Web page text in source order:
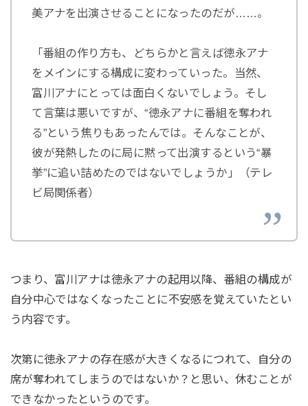
美アナを出演させることになったのだが……。
「番組の作り方も、どちらかと言えば徳永アナ
をメインにする構成に変わっていった。当然、
富川アナにとっては面白くないでしょう。そし
て言葉は悪いですが、“徳永アナに番組を奪われ
る”という焦りもあったんでは。そんなことが、
彼が発熱したのに局に黙って出演するという“暴
挙”に追い詰めたのではないでしょうか」（テレ
ビ局関係者）
つまり、富川アナは徳永アナの起用以降、番組の構成が
自分中心ではなくなったことに不安感を覚えていたとい
う内容です。
次第に徳永アナの存在感が大きくなるにつれて、自分の
席が奪われてしまうのではないか？と思い、休むことが
できなかったというのです。